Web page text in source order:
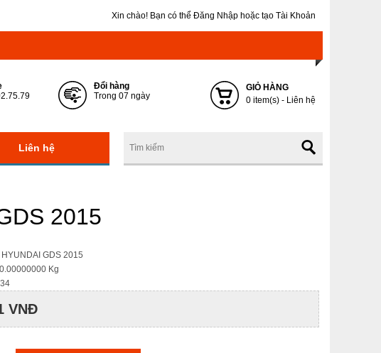
Xin chào! Bạn có thể Đăng Nhập hoặc tạo Tài Khoản
Đổi hàng
Trong 07 ngày
GIỎ HÀNG
0 item(s) - Liên hệ
Liên hệ
2015
HYUNDAI GDS 2015
0.00000000 Kg
VNĐ